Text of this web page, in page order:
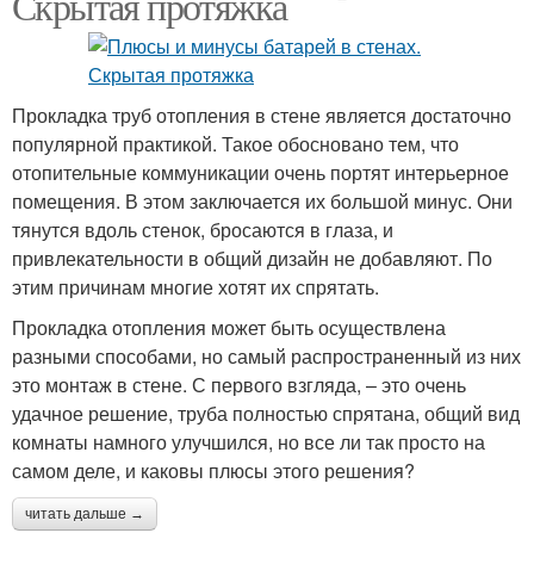
Прокладка труб отопления в стене является достаточно
популярной практикой. Такое обосновано тем, что
отопительные коммуникации очень портят интерьерное
помещения. В этом заключается их большой минус. Они
тянутся вдоль стенок, бросаются в глаза, и
привлекательности в общий дизайн не добавляют. По
этим причинам многие хотят их спрятать.
Прокладка отопления может быть осуществлена
разными способами, но самый распространенный из них
это монтаж в стене. С первого взгляда, – это очень
удачное решение, труба полностью спрятана, общий вид
комнаты намного улучшился, но все ли так просто на
самом деле, и каковы плюсы этого решения?
читать дальше →